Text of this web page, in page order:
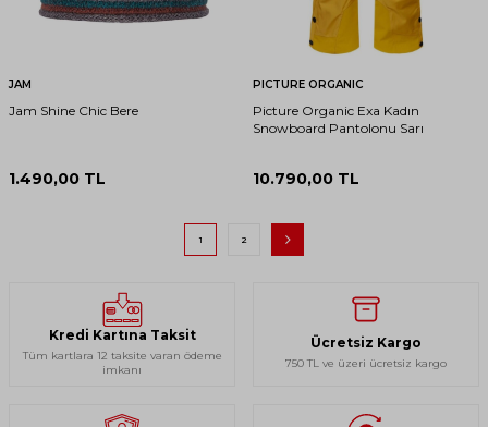
JAM
Jam Shine Chic Bere
1.490,00 TL
PICTURE ORGANIC
Picture Organic Exa Kadın
Snowboard Pantolonu Sarı
10.790,00 TL
1 2
Kredi Kartına Taksit
Tüm kartlara 12 taksite varan ödeme
imkanı
Ücretsiz Kargo
750 TL ve üzeri ücretsiz kargo